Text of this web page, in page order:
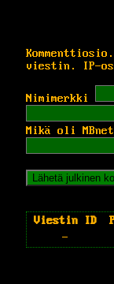
viestin. IP-
Nimimerkki
Mikä oli
Viestin ID
-